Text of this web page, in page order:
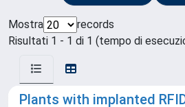
Mostra
records
Risultati 1 - 1 di 1 (tempo di
Plants with implanted